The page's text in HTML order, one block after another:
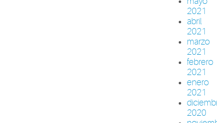
2021
abril
2021
marzo
2021
febrero
2021
enero
2021
2020